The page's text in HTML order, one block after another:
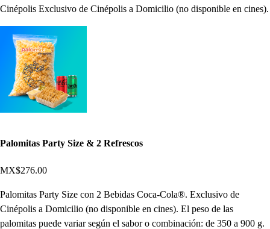
Cinépolis Exclusivo de Cinépolis a Domicilio (no disponible en cines).
Palomitas Party Size & 2 Refrescos
MX$276.00
Palomitas Party Size con 2 Bebidas Coca-Cola®. Exclusivo de
Cinépolis a Domicilio (no disponible en cines). El peso de las
palomitas puede variar según el sabor o combinación: de 350 a 900 g.